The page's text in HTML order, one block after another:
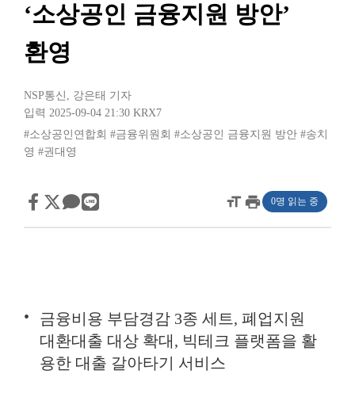
‘소상공인 금융지원 방안’
환영
NSP통신 , 강은태 기자
입력 2025-09-04 21:30 KRX7
#소상공인연합회 #금융위원회 #소상공인 금융지원 방안 #송치
영 #권대영
format_sizeprint 0명 읽는 중
금융비용 부담경감 3종 세트, 폐업지원
대환대출 대상 확대, 빅테크 플랫폼을 활
용한 대출 갈아타기 서비스